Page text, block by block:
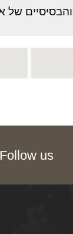
והבסיסיים של
Follow us